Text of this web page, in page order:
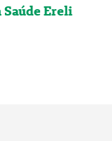
Saúde Ereli